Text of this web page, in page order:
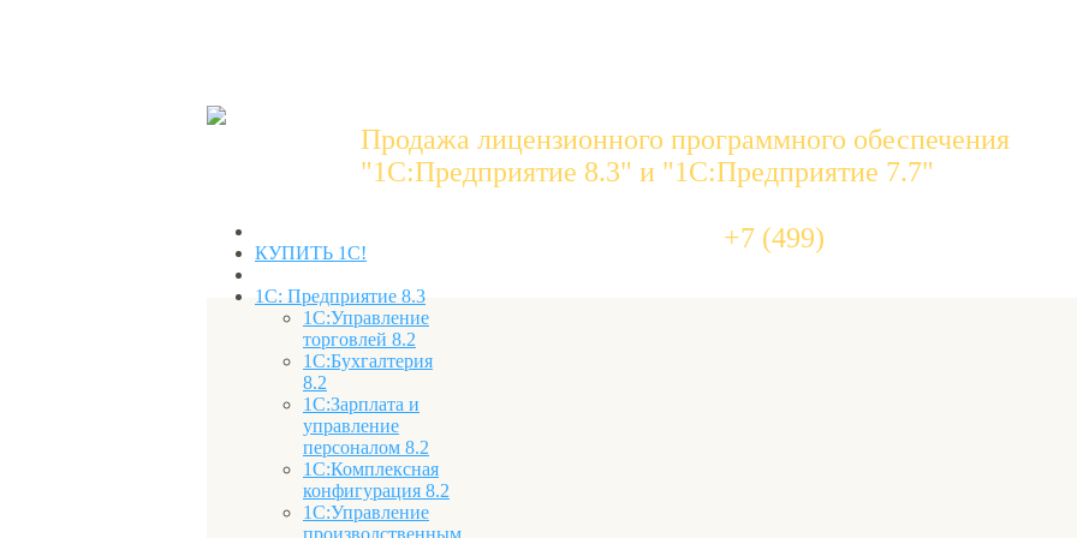
Продажа лицензионного программного обеспечения
"1C:Предприятие 8.3" и "1С:Предприятие 7.7"
+7 (499)
КУПИТЬ 1С!
1С: Предприятие 8.3
1С:Управление
торговлей 8.2
1С:Бухгалтерия
8.2
1С:Зарплата и
управление
персоналом 8.2
1С:Комплексная
конфигурация 8.2
1С:Управление
производственным